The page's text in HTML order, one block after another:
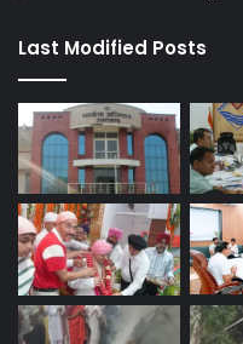
Last Modified Posts